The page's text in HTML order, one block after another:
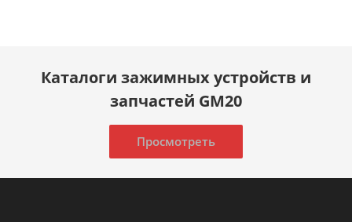
Каталоги зажимных устройств и
запчастей GM20
Просмотреть